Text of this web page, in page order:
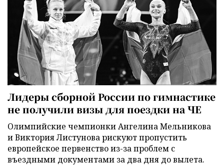
Лидеры сборной России по гимнастике
не получили визы для поездки на ЧЕ
Олимпийские чемпионки Ангелина Мельникова
и Виктория Листунова рискуют пропустить
европейское первенство из-за проблем с
въездными документами за два дня до вылета.